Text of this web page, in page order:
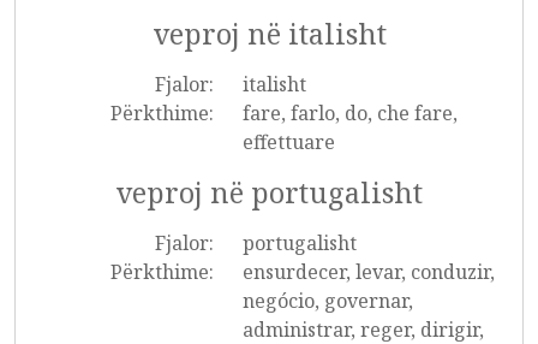
veproj në italisht
Fjalor:
italisht
Përkthime:
fare, farlo, do, che fare,
effettuare
veproj në portugalisht
Fjalor:
portugalisht
Përkthime:
ensurdecer, levar, conduzir,
negócio, governar,
administrar, reger, dirigir,